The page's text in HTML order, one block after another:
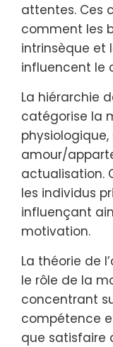
attentes. Ces
comment les
intrinsèque et
influencent le
La hiérarchie
catégorise la
physiologique,
amour/
actualisation.
les individus
influençant
motivation.
La théorie de
le rôle de la
concentrant
compétence
que satisfaire